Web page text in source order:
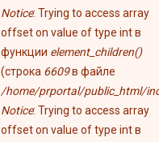
Notice: Trying to access array
offset on value of type int в
функции element_children()
(строка 6609в файле
/home/prportal/public_html/
Notice: Trying to access array
offset on value of type int в